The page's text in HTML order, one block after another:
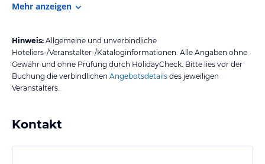
Mehr anzeigen
Hinweis: Allgemeine und unverbindliche
Hoteliers-/Veranstalter-/Kataloginformationen. Alle Angaben ohne
Gewähr und ohne Prüfung durch HolidayCheck. Bitte lies vor der
Buchung die verbindlichen Angebotsdetails des jeweiligen
Veranstalters.
Kontakt